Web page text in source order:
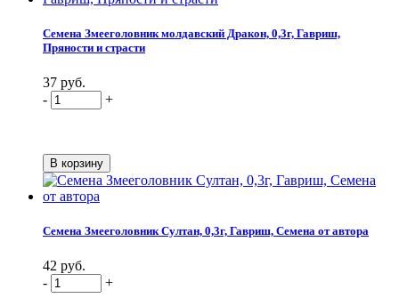
Семена Змееголовник молдавский Дракон, 0,3г, Гавриш,
Пряности и страсти
37 руб.
-
+
Семена Змееголовник Султан, 0,3г, Гавриш, Семена от автора
42 руб.
-
+